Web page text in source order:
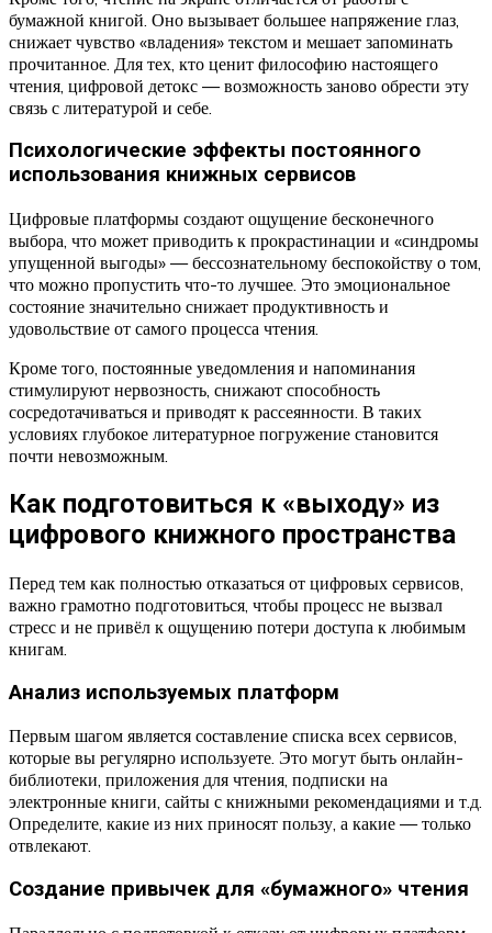
бумажной книгой. Оно вызывает большее напряжение глаз,
снижает чувство «владения» текстом и мешает запоминать
прочитанное. Для тех, кто ценит философию настоящего
чтения, цифровой детокс — возможность заново обрести эту
связь с литературой и себе.
Психологические эффекты постоянного
использования книжных сервисов
Цифровые платформы создают ощущение бесконечного
выбора, что может приводить к прокрастинации и «синдромы
упущенной выгоды» — бессознательному беспокойству о том,
что можно пропустить что-то лучшее. Это эмоциональное
состояние значительно снижает продуктивность и
удовольствие от самого процесса чтения.
Кроме того, постоянные уведомления и напоминания
стимулируют нервозность, снижают способность
сосредотачиваться и приводят к рассеянности. В таких
условиях глубокое литературное погружение становится
почти невозможным.
Как подготовиться к «выходу» из
цифрового книжного пространства
Перед тем как полностью отказаться от цифровых сервисов,
важно грамотно подготовиться, чтобы процесс не вызвал
стресс и не привёл к ощущению потери доступа к любимым
книгам.
Анализ используемых платформ
Первым шагом является составление списка всех сервисов,
которые вы регулярно используете. Это могут быть онлайн-
библиотеки, приложения для чтения, подписки на
электронные книги, сайты с книжными рекомендациями и т.д.
Определите, какие из них приносят пользу, а какие — только
отвлекают.
Создание привычек для «бумажного» чтения